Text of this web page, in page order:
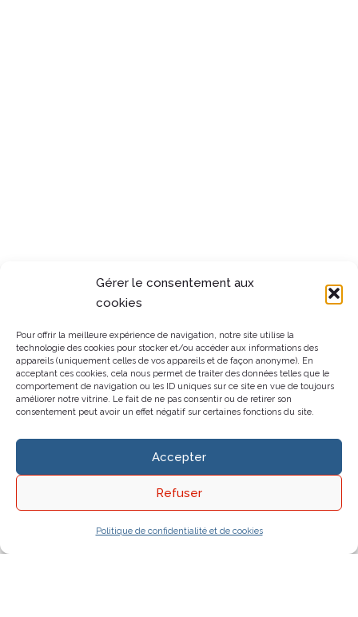
Gérer le consentement aux
cookies
Pour offrir la meilleure expérience de navigation, notre site utilise la
technologie des cookies pour stocker et/ou accéder aux informations des
appareils (uniquement celles de vos appareils et de façon anonyme). En
acceptant ces cookies, cela nous permet de traiter des données telles que le
comportement de navigation ou les ID uniques sur ce site en vue de toujours
améliorer notre vitrine. Le fait de ne pas consentir ou de retirer son
consentement peut avoir un effet négatif sur certaines fonctions du site.
Accepter
Refuser
Politique de confidentialité et de cookies